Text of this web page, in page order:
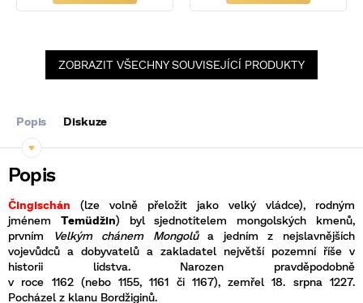
ZOBRAZIT VŠECHNY SOUVISEJÍCÍ PRODUKTY
Popis Diskuze
Čingischán (lze volně přeložit jako velký vládce), rodným
jménem Temüdžin) byl sjednotitelem mongolských kmenů,
prvním
Velkým chánem Mongolůa jedním z
nejslavnějších
vojevůdců a dobyvatelů a zakladatel největší pozemní říše v
historii lidstva. Narozen pravděpodobně
v roce 1162(nebo1155,1161 či 1167), zemřel18. srpna 1227.
Pocházel z klanu Bordžiginů.